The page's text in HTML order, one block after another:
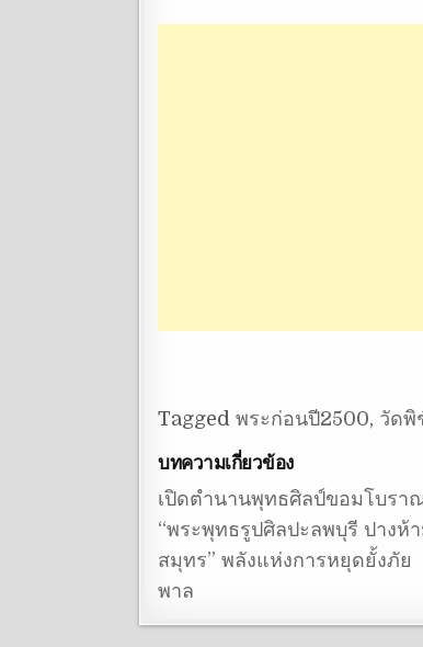
Tagged พระก่อนปี2500, วัดพิ
บทความเกี่ยวข้อง
เปิดตำนานพุทธศิลป์ขอมโบรา
“พระพุทธรูปศิลปะลพบุรี ปางห้
สมุทร” พลังแห่งการหยุดยั้งภัย
พาล